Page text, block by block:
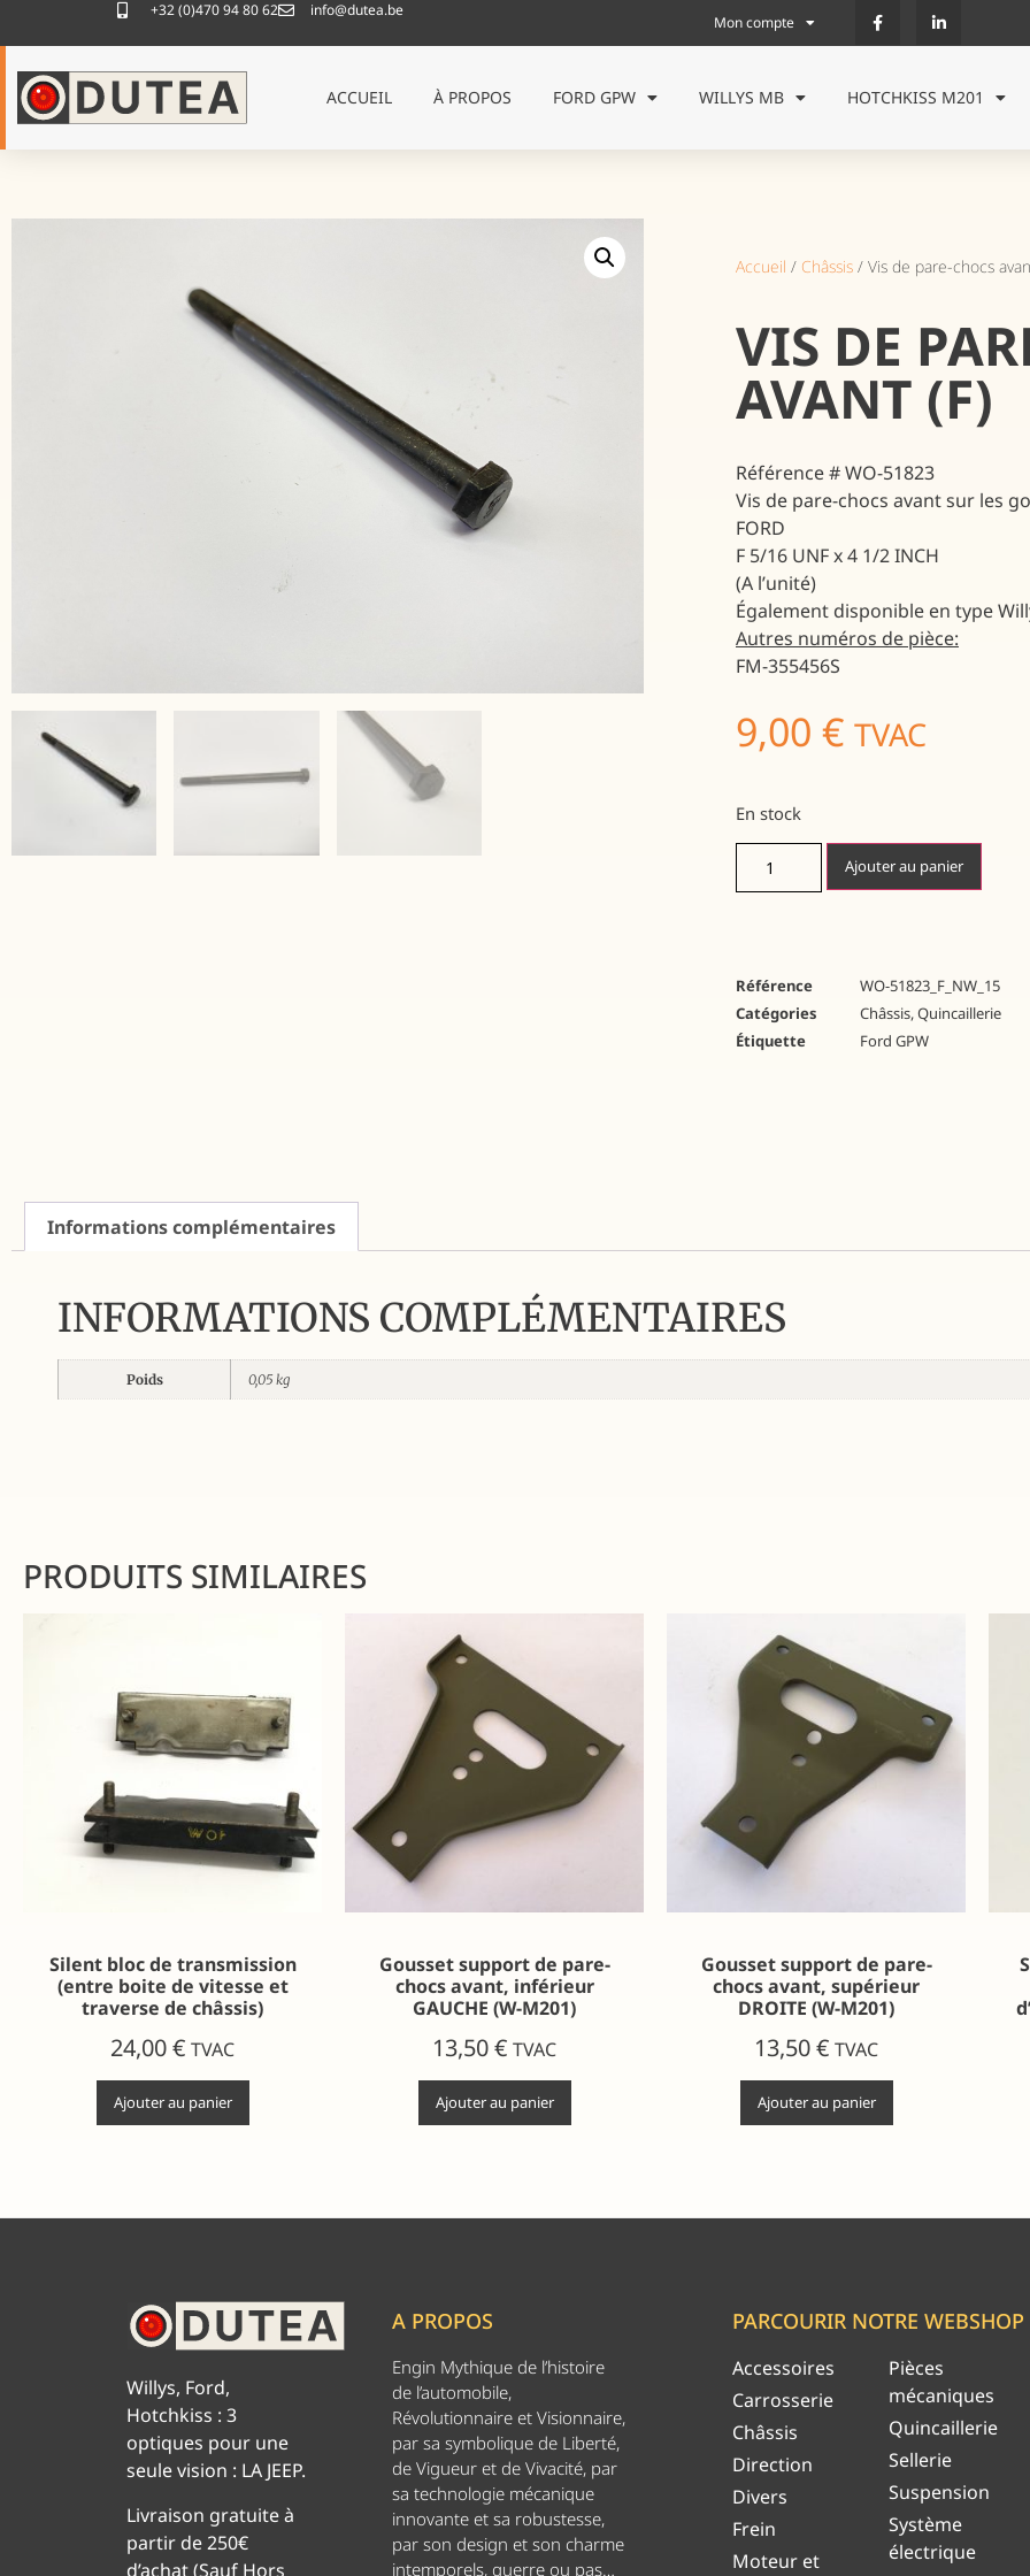
+32 (0)470 94 80 62 info@dutea.be
Mon compte
ACCUEIL À PROPOS FORD GPW WILLYS MB HOTCHKISS M201
Accueil / Châssis / Vis de pare-chocs
VIS DE
AVANT (F)
Référence # WO-51823
Vis de pare-chocs avant sur les
FORD
F 5/16 UNF x 4 1/2 INCH
(A l’unité)
Également disponible en type
Autres numéros de pièce:
FM-355456S
9,00 € TVAC
En stock
Ajouter au panier
Référence
WO-51823_F_NW_15
Catégories
Châssis,Quincaillerie
Étiquette
Ford GPW
Informations complémentaires
INFORMATIONS COMPLÉMENTAIRES
Poids 0,05 kg
PRODUITS SIMILAIRES
Silent bloc de transmission
(entre boite de vitesse et
traverse de châssis)
24,00€ TVAC
Ajouter au panier
Gousset support de pare-
chocs avant, inférieur
GAUCHE (W-M201)
13,50€ TVAC
Ajouter au panier
Gousset support de pare-
chocs avant, supérieur
DROITE (W-M201)
13,50€ TVAC
Ajouter au panier
Willys, Ford,
Hotchkiss : 3
optiques pour une
seule vision : LA JEEP.
Livraison gratuite à
partir de 250€
d’achat (Sauf Hors
A PROPOS
Engin Mythique de l’histoire
de l’automobile,
Révolutionnaire et Visionnaire,
par sa symbolique de Liberté,
de Vigueur et de Vivacité, par
sa technologie mécanique
innovante et sa robustesse,
par son design et son charme
intemporels, guerre ou pas…
PARCOURIR NOTRE WEBSHOP
Accessoires
Carrosserie
Châssis
Direction
Divers
Frein
Moteur et
Pièces
mécaniques
Quincaillerie
Sellerie
Suspension
Système
électrique